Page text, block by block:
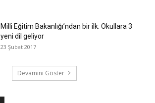
Milli Eğitim Bakanlığı’ndan bir ilk: Okullara 3
yeni dil geliyor
23 Şubat 2017
Devamını Göster